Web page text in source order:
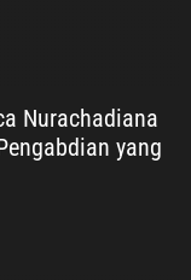
Nurachadiana
yang